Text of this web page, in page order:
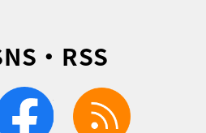
・RSS
facebook